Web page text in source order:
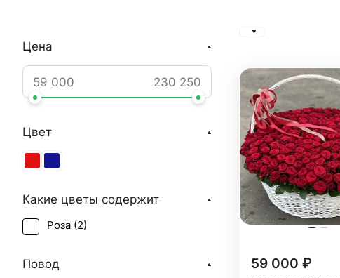
59 000 ₽
Цена
Цвет
Какие цветы содержит
Роза (2)
Повод